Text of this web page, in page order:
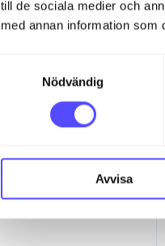
till de sociala medier och
med annan information som
Nödvändig
Avvisa